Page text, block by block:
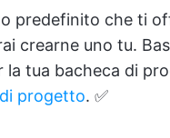
predefinito che ti
crearne uno tu.
la tua bacheca di
progetto. ✅